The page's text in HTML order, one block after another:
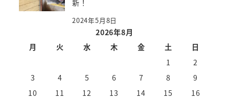
新！
2024年5月8日
2026年8月
月
火 水 木 金 土
日
1
2
3
4 5 6 7 8
9
10
11 12 13 14 15
16